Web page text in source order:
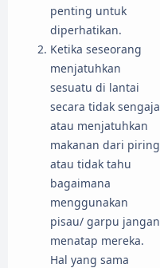
penting untuk
diperhatikan.
Ketika seseorang
menjatuhkan
sesuatu di lantai
secara tidak sengaja
atau menjatuhkan
makanan dari piring
atau tidak tahu
bagaimana
menggunakan
pisau/ garpu jangan
menatap mereka.
Hal yang sama